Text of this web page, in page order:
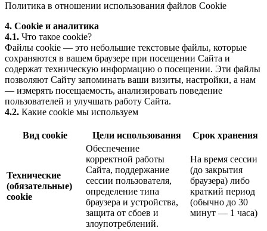
Политика в отношении использования файлов Cookie
4. Cookie и аналитика
4.1. Что такое cookie?
Файлы cookie — это небольшие текстовые файлы, которые
сохраняются в вашем браузере при посещении Сайта и
содержат техническую информацию о посещении. Эти файлы
позволяют Сайту запоминать ваши визиты, настройки, а нам
— измерять посещаемость, анализировать поведение
пользователей и улучшать работу Сайта.
4.2. Какие cookie мы используем
Вид cookie Цели использования Срок хранения
Технические
(обязательные)
cookie
Обеспечение
корректной работы
Сайта, поддержание
сессии пользователя,
определение типа
браузера и устройства,
защита от сбоев и
злоупотреблений.
На время сессии
(до закрытия
браузера) либо
краткий период
(обычно до 30
минут — 1 часа)